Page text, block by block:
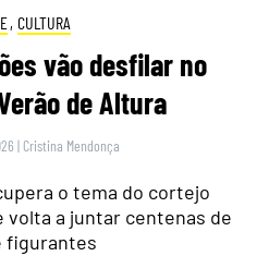
, CULTURA
vão desfilar no
de Altura
| Cristina Mendonça
o tema do cortejo
volta a juntar centenas de
figurantes